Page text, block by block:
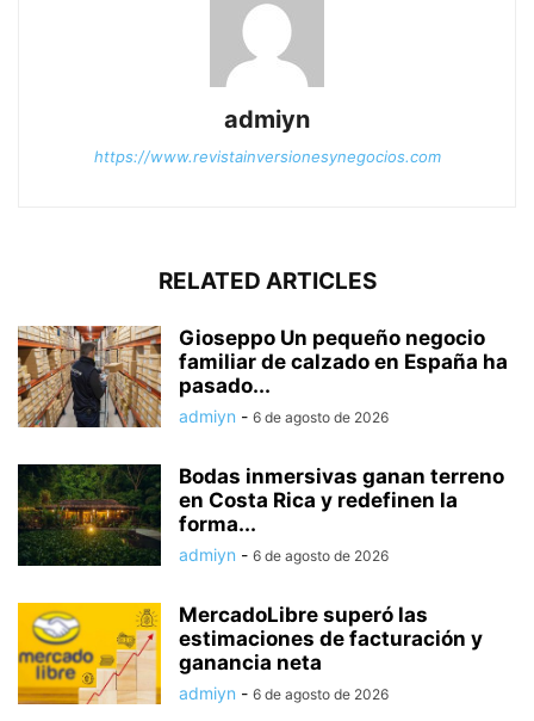
admiyn
https://www.revistainversionesynegocios.com
RELATED ARTICLES
Gioseppo Un pequeño negocio
familiar de calzado en España ha
pasado...
admiyn - 6 de agosto de 2026
Bodas inmersivas ganan terreno
en Costa Rica y redefinen la
forma...
admiyn - 6 de agosto de 2026
MercadoLibre superó las
estimaciones de facturación y
ganancia neta
admiyn - 6 de agosto de 2026